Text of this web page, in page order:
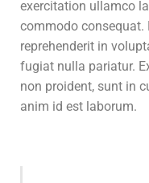
exercitation ullamco
commodo consequat.
reprehenderit in
fugiat nulla pariatur.
non proident, sunt in
anim id est laborum.